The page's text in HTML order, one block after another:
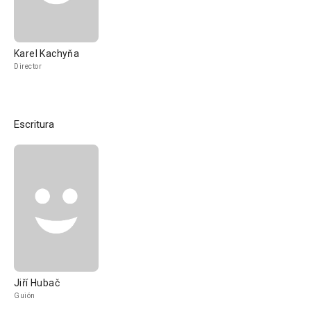
Karel Kachyňa
Director
Escritura
Jiří Hubač
Guión